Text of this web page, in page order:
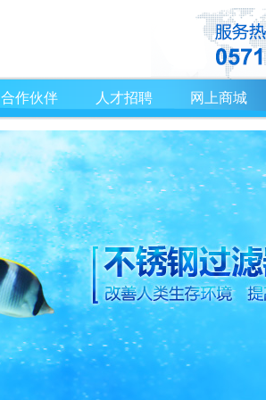
合作伙伴 人才招聘 网上商城